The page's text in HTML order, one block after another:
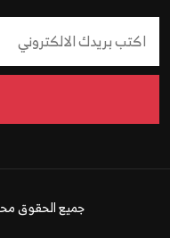
جميع الحقوق